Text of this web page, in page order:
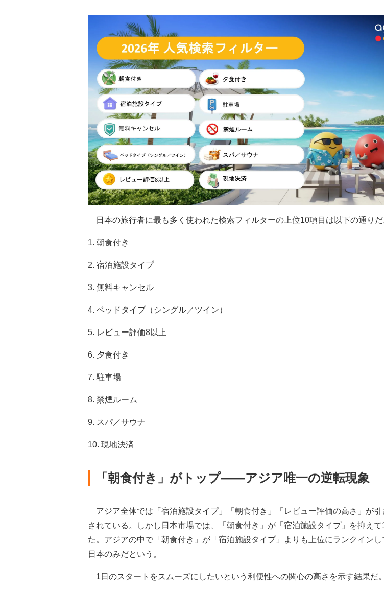
日本の旅行者に最も多く使われた検索フィルターの上位10項目は以下の通りだ
1. 朝食付き
2. 宿泊施設タイプ
3. 無料キャンセル
4. ベッドタイプ（シングル／ツイン）
5. レビュー評価8以上
6. 夕食付き
7. 駐車場
8. 禁煙ルーム
9. スパ／サウナ
10. 現地決済
「朝食付き」がトップ——アジア唯一の逆転現象
アジア全体では「宿泊施設タイプ」「朝食付き」「レビュー評価の高さ」が引
されている。しかし日本市場では、「朝食付き」が「宿泊施設タイプ」を抑えて
た。アジアの中で「朝食付き」が「宿泊施設タイプ」よりも上位にランクインし
日本のみだという。
1日のスタートをスムーズにしたいという利便性への関心の高さを示す結果だ。